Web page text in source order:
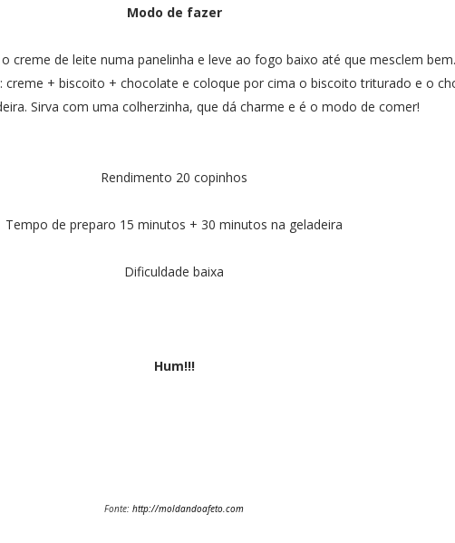
Modo de fazer
creme de leite numa panelinha e leve ao fogo baixo até que mesclem
creme + biscoito + chocolate e coloque por cima o biscoito triturado e o
Sirva com uma colherzinha, que dá charme e é o modo de comer!
Rendimento 20 copinhos
Tempo de preparo 15 minutos + 30 minutos na geladeira
Dificuldade baixa
Hum!!!
Fonte: http://moldandoafeto.com